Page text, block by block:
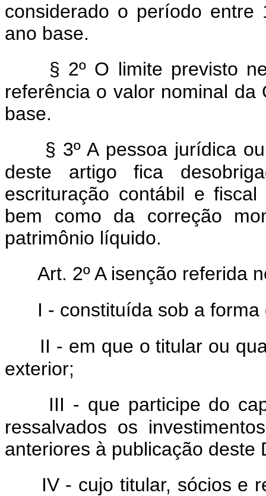
considerado o período
ano base.
§ 2º O limite previsto
referência o valor nominal
base.
§ 3º A pessoa jurídica
deste artigo fica
escrituração contábil e
bem como da correção
patrimônio líquido.
Art. 2º A isenção referida
I - constituída sob a
II - em que o titular ou
exterior;
III - que participe do
ressalvados os
anteriores à publicação deste
IV - cujo titular, sócios e